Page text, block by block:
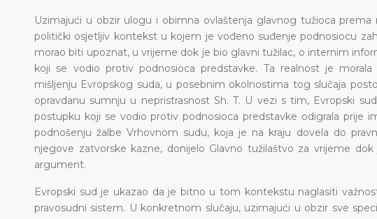
Uzimajući u obzir ulogu i obimna ovlaštenja glavnog tužioca
politički osjetljiv kontekst u kojem je vođeno suđenje podnosiocu
morao biti upoznat, u vrijeme dok je bio glavni tužilac, o internim
koji se vodio protiv podnosioca predstavke. Ta realnost je
mišljenju Evropskog suda, u posebnim okolnostima tog slučaja
opravdanu sumnju u nepristrasnost Sh. T. U vezi s tim, Evropski
postupku koji se vodio protiv podnosioca predstavke odigrala prije
podnošenju žalbe Vrhovnom sudu, koja je na kraju dovela do
njegove zatvorske kazne, donijelo Glavno tužilaštvo za vrijeme
argument.
Evropski sud je ukazao da je bitno u tom kontekstu naglasiti
pravosudni sistem. U konkretnom slučaju, uzimajući u obzir sve